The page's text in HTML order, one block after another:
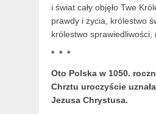
i świat cały objęło Twe
prawdy i życia, królestwo
królestwo sprawiedliwości,
* * *
Oto Polska w 1050.
Chrztu uroczyście
Jezusa Chrystusa.